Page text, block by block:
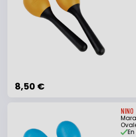
8,50 €
NINO